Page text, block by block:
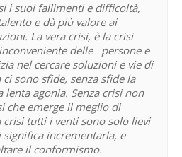
i suoi fallimenti e difficoltà,
e dà più valore ai
La vera crisi, è la crisi
inconveniente delle persone e
nel cercare soluzioni e vie di
sono sfide, senza sfide la
lenta agonia. Senza crisi non
che emerge il meglio di
crisi tutti i venti sono solo lievi
significa incrementarla, e
il conformismo.